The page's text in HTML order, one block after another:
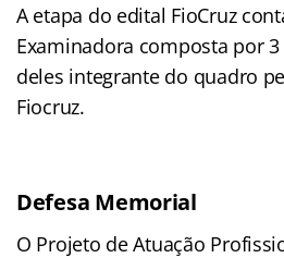
A etapa do edital FioCruz
Examinadora composta por
deles integrante do quadro
Fiocruz.
Defesa Memorial
O Projeto de Atuação